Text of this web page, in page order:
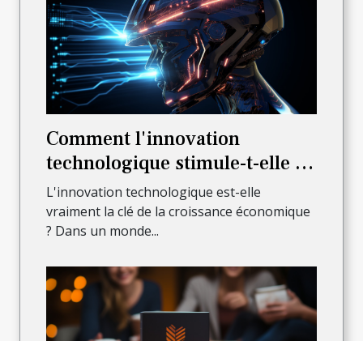
Comment l'innovation
technologique stimule-t-elle la
croissance économique?
L'innovation technologique est-elle
vraiment la clé de la croissance économique
? Dans un monde...